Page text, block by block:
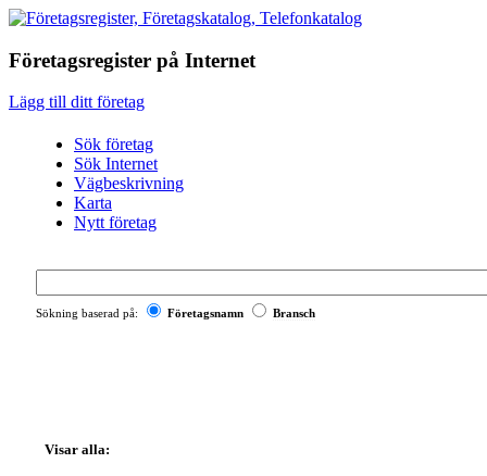
Företagsregister på Internet
Lägg till ditt företag
Sök företag
Sök Internet
Vägbeskrivning
Karta
Nytt företag
Sökning baserad på: Företagsnamn Bransch
Visar alla: